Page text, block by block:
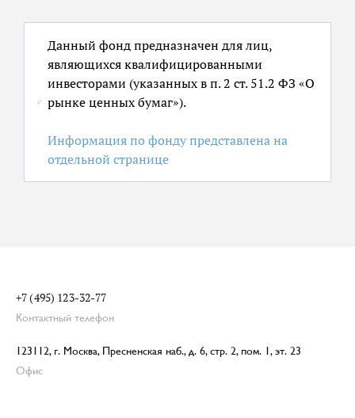
Данный фонд предназначен для лиц,
являющихся квалифицированными
инвесторами (указанных в п. 2 ст. 51.2 ФЗ «О
рынке ценных бумаг»).
Информация по фонду представлена на
отдельной странице
+7 (495) 123-32-77
Контактный телефон
123112, г. Москва, Пресненская наб., д. 6, стр. 2, пом. 1, эт. 23
Офис